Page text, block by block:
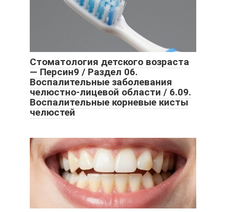
Стоматология детского возраста
— Персин9 / Раздел 06.
Воспалительные заболевания
челюстно-лицевой области / 6.09.
Воспалительные корневые кисты
челюстей